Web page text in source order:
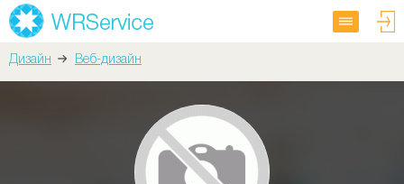
Дизайн Веб-дизайн